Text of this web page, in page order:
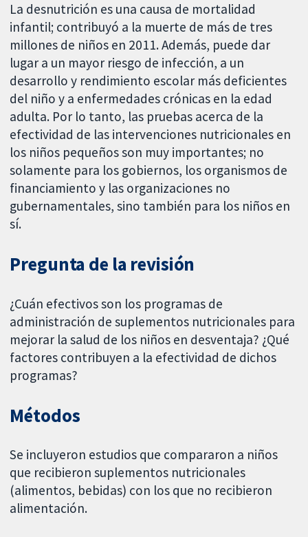
La desnutrición es una causa de mortalidad
infantil; contribuyó a la muerte de más de tres
millones de niños en 2011. Además, puede dar
lugar a un mayor riesgo de infección, a un
desarrollo y rendimiento escolar más deficientes
del niño y a enfermedades crónicas en la edad
adulta. Por lo tanto, las pruebas acerca de la
efectividad de las intervenciones nutricionales en
los niños pequeños son muy importantes; no
solamente para los gobiernos, los organismos de
financiamiento y las organizaciones no
gubernamentales, sino también para los niños en
sí.
Pregunta de la revisión
¿Cuán efectivos son los programas de
administración de suplementos nutricionales para
mejorar la salud de los niños en desventaja? ¿Qué
factores contribuyen a la efectividad de dichos
programas?
Métodos
Se incluyeron estudios que compararon a niños
que recibieron suplementos nutricionales
(alimentos, bebidas) con los que no recibieron
alimentación.